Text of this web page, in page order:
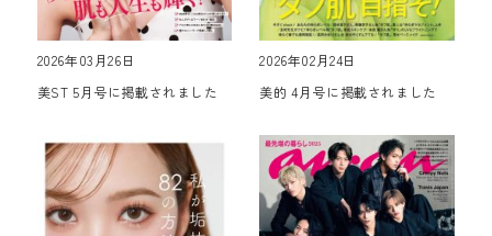
2026年03月26日
美ST 5月号に掲載されました
2026年02月24日
美的 4月号に掲載されました